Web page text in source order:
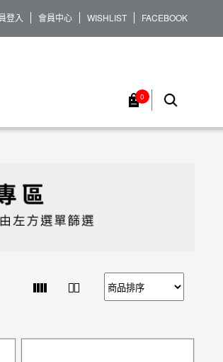
登入 會員中心 WISHLIST FACEBOOK
0